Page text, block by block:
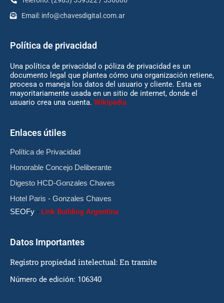
Email: info@chavesdigital.com.ar
Política de privacidad
Una política de privacidad o póliza de privacidad es un
documento legal que plantea cómo una organización retiene,
procesa o maneja los datos del usuario y cliente. Esta es
mayoritariamente usada en un sitio de internet, donde el
usuario crea una cuenta. Wikipedia
Enlaces útiles
Política de Privacidad
Honorable Concejo Deliberante
Digesto HCD-Gonzales Chaves
Hotel Paris - Gonzales Chaves
SEOFy - Link Building Argentina
Datos Importantes
Registro propiedad intelectual: En tramite
Número de edición: 106340